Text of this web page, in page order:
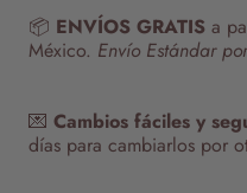
📦 ENVÍOS GRATIS a
México. Envío Estándar
💌 Cambios fáciles y
días para cambiarlos por